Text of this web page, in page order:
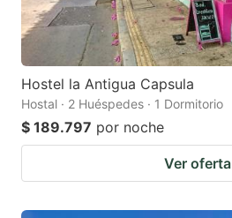
Hostel la Antigua Capsula
Hostal · 2 Huéspedes · 1 Dormitorio
$ 189.797 por noche
Ver oferta